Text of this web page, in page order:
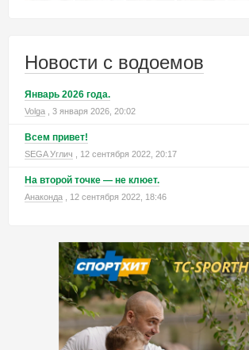
Новости с водоемов
Январь 2026 года.
Volga , 3 января 2026, 20:02
Всем привет!
SEGA Углич , 12 сентября 2022, 20:17
На второй точке — не клюет.
Анаконда , 12 сентября 2022, 18:46